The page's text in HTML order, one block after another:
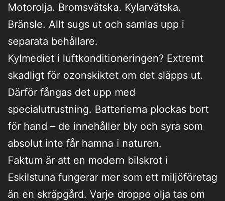
Motorolja. Bromsvätska. Kylarvätska.
Bränsle. Allt sugs ut och samlas upp i
separata behållare.
Kylmediet i luftkonditioneringen? Extremt
skadligt för ozonskiktet om det släpps ut.
Därför fångas det upp med
specialutrustning. Batterierna plockas bort
för hand – de innehåller bly och syra som
absolut inte får hamna i naturen.
Faktum är att en modern bilskrot i
Eskilstuna fungerar mer som ett miljöföretag
än en skräpgård. Varje droppe olja tas om